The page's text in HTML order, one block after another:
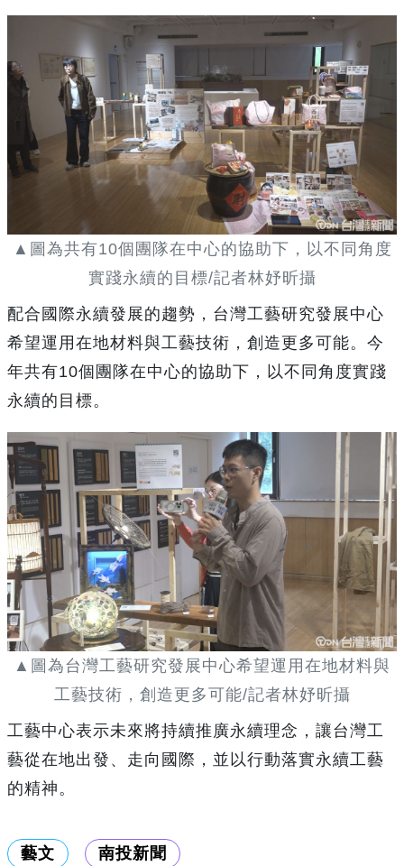
▲圖為共有10個團隊在中心的協助下，以不同角度
實踐永續的目標/記者林妤昕攝
配合國際永續發展的趨勢，台灣工藝研究發展中心
希望運用在地材料與工藝技術，創造更多可能。今
年共有10個團隊在中心的協助下，以不同角度實踐
永續的目標。
▲圖為台灣工藝研究發展中心希望運用在地材料與
工藝技術，創造更多可能/記者林妤昕攝
工藝中心表示未來將持續推廣永續理念，讓台灣工
藝從在地出發、走向國際，並以行動落實永續工藝
的精神。
藝文 南投新聞